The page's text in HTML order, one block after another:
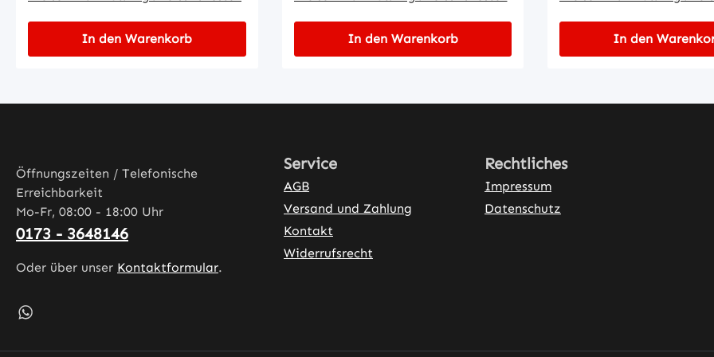
In den Warenkorb In den Warenkorb In den
Öffnungszeiten / Telefonische
Erreichbarkeit
Mo-Fr, 08:00 - 18:00 Uhr
0173 - 3648146
Oder über unser Kontaktformular.
Schreib uns auf WhatsApp – öffnet in neuem Tab (externer Link)
Service
AGB
Versand und Zahlung
Kontakt
Widerrufsrecht
Rechtliches
Impressum
Datenschutz